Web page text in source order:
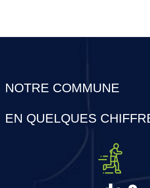
NOTRE COMMUNE
EN QUELQUES